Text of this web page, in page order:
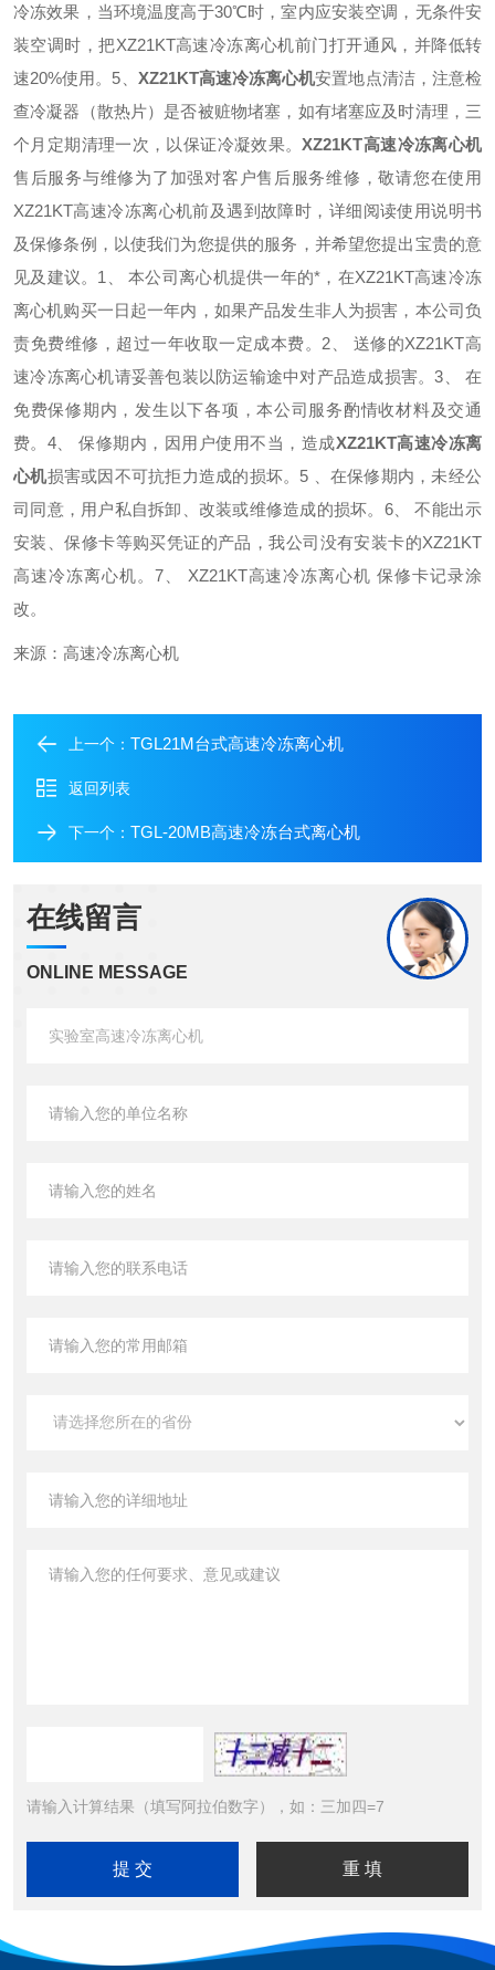
冷冻效果，当环境温度高于30℃时，室内应安装空调，无条件安
装空调时，把XZ21KT高速冷冻离心机前门打开通风，并降低转
速20%使用。 5、 XZ21KT高速冷冻离心机安置地点清洁，注意检
查冷凝器（散热片）是否被赃物堵塞，如有堵塞应及时清理，三
个月定期清理一次，以保证冷凝效果。XZ21KT高速冷冻离心机
售后服务与维修为了加强对客户售后服务维修，敬请您在使用
XZ21KT高速冷冻离心机前及遇到故障时，详细阅读使用说明书
及保修条例，以使我们为您提供的服务，并希望您提出宝贵的意
见及建议。 1、 本公司离心机提供一年的*，在XZ21KT高速冷冻
离心机购买一日起一年内，如果产品发生非人为损害，本公司负
责免费维修，超过一年收取一定成本费。 2、 送修的XZ21KT高
速冷冻离心机请妥善包装以防运输途中对产品造成损害。3、 在
免费保修期内，发生以下各项，本公司服务酌情收材料及交通
费。 4、 保修期内，因用户使用不当，造成XZ21KT高速冷冻离
心机损害或因不可抗拒力造成的损坏。 5 、在保修期内，未经公
司同意，用户私自拆卸、改装或维修造成的损坏。 6、 不能出示
安装、保修卡等购买凭证的产品，我公司没有安装卡的XZ21KT
高速冷冻离心机。 7、 XZ21KT高速冷冻离心机 保修卡记录涂
改。
来源： 高速冷冻离心机
上一个： TGL21M台式高速冷冻离心机
返回列表
下一个： TGL-20MB高速冷冻台式离心机
在线留言
ONLINE MESSAGE
请输入计算结果（填写阿拉伯数字），如：三加四=7